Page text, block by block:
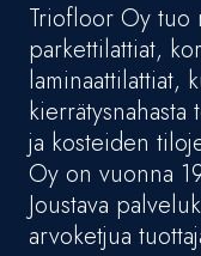
Triofloor Oy tuo
parkettilattiat,
laminaattilattiat,
kierrätysnahasta
ja kosteiden
Oy on vuonna
Joustava
arvoketjua